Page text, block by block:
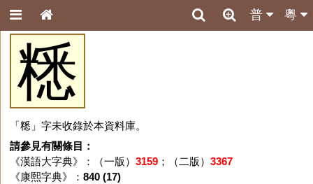
粵
普
䊝
「䊝」字未收錄於本資料庫。
請參見有關條目：
《漢語大字典》：（一版） 3159；（二版） 3367
《康熙字典》： 840 (17)